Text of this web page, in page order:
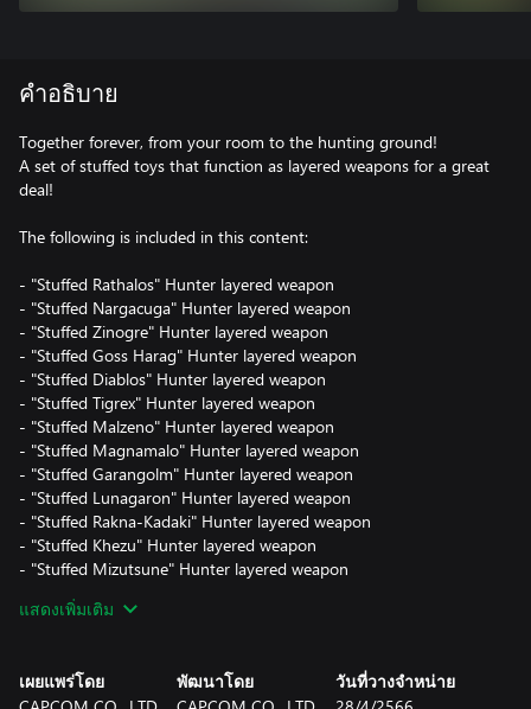
คำอธิบาย
Together forever, from your room to the hunting ground!
A set of stuffed toys that function as layered weapons for a great
deal!
The following is included in this content:
- "Stuffed Rathalos" Hunter layered weapon
- "Stuffed Nargacuga" Hunter layered weapon
- "Stuffed Zinogre" Hunter layered weapon
- "Stuffed Goss Harag" Hunter layered weapon
- "Stuffed Diablos" Hunter layered weapon
- "Stuffed Tigrex" Hunter layered weapon
- "Stuffed Malzeno" Hunter layered weapon
- "Stuffed Magnamalo" Hunter layered weapon
- "Stuffed Garangolm" Hunter layered weapon
- "Stuffed Lunagaron" Hunter layered weapon
- "Stuffed Rakna-Kadaki" Hunter layered weapon
- "Stuffed Khezu" Hunter layered weapon
- "Stuffed Mizutsune" Hunter layered weapon
แสดงเพิ่มเติม
เผยแพร่โดย พัฒนาโดย วันที่วางจำหน่าย